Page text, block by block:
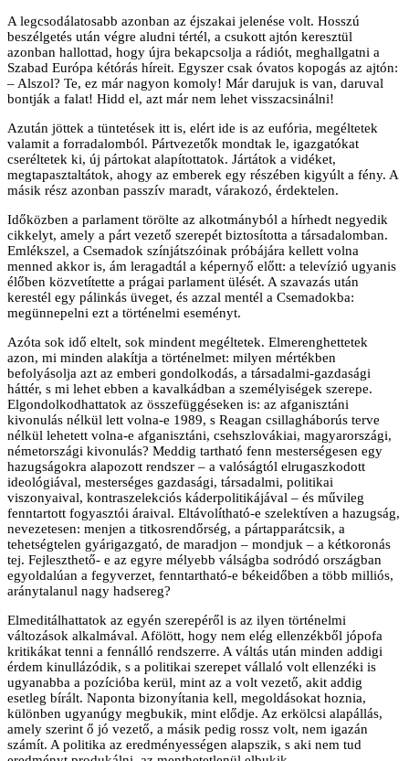
A legcsodálatosabb azonban az éjszakai jelenése volt. Hosszú
beszélgetés után végre aludni tértél, a csukott ajtón keresztül
azonban hallottad, hogy újra bekapcsolja a rádiót, meghallgatni a
Szabad Európa kétórás híreit. Egyszer csak óvatos kopogás az ajtón:
– Alszol? Te, ez már nagyon komoly! Már darujuk is van, daruval
bontják a falat! Hidd el, azt már nem lehet visszacsinálni!
Azután jöttek a tüntetések itt is, elért ide is az eufória, megéltetek
valamit a forradalomból. Pártvezetők mondtak le, igazgatókat
cseréltetek ki, új pártokat alapítottatok. Jártátok a vidéket,
megtapasztaltátok, ahogy az emberek egy részében kigyúlt a fény. A
másik rész azonban passzív maradt, várakozó, érdektelen.
Időközben a parlament törölte az alkotmányból a hírhedt negyedik
cikkelyt, amely a párt vezető szerepét biztosította a társadalomban.
Emlékszel, a Csemadok színjátszóinak próbájára kellett volna
menned akkor is, ám leragadtál a képernyő előtt: a televízió ugyanis
élőben közvetítette a prágai parlament ülését. A szavazás után
kerestél egy pálinkás üveget, és azzal mentél a Csemadokba:
megünnepelni ezt a történelmi eseményt.
Azóta sok idő eltelt, sok mindent megéltetek. Elmerenghettetek
azon, mi minden alakítja a történelmet: milyen mértékben
befolyásolja azt az emberi gondolkodás, a társadalmi-gazdasági
háttér, s mi lehet ebben a kavalkádban a személyiségek szerepe.
Elgondolkodhattatok az összefüggéseken is: az afganisztáni
kivonulás nélkül lett volna-e 1989, s Reagan csillagháborús terve
nélkül lehetett volna-e afganisztáni, csehszlovákiai, magyarországi,
németországi kivonulás? Meddig tartható fenn mesterségesen egy
hazugságokra alapozott rendszer – a valóságtól elrugaszkodott
ideológiával, mesterséges gazdasági, társadalmi, politikai
viszonyaival, kontraszelekciós káderpolitikájával – és művileg
fenntartott fogyasztói áraival. Eltávolítható-e szelektíven a hazugság,
nevezetesen: menjen a titkosrendőrség, a pártapparátcsik, a
tehetségtelen gyárigazgató, de maradjon – mondjuk – a kétkoronás
tej. Fejleszthető- e az egyre mélyebb válságba sodródó országban
egyoldalúan a fegyverzet, fenntartható-e békeidőben a több milliós,
aránytalanul nagy hadsereg?
Elmeditálhattatok az egyén szerepéről is az ilyen történelmi
változások alkalmával. Afölött, hogy nem elég ellenzékből jópofa
kritikákat tenni a fennálló rendszerre. A váltás után minden addigi
érdem kinullázódik, s a politikai szerepet vállaló volt ellenzéki is
ugyanabba a pozícióba kerül, mint az a volt vezető, akit addig
esetleg bírált. Naponta bizonyítania kell, megoldásokat hoznia,
különben ugyanúgy megbukik, mint elődje. Az erkölcsi alapállás,
amely szerint ő jó vezető, a másik pedig rossz volt, nem igazán
számít. A politika az eredményességen alapszik, s aki nem tud